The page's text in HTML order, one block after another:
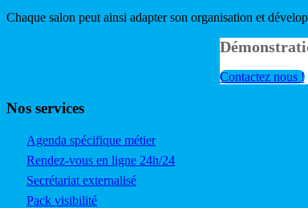
Chaque salon peut ainsi adapter son organisation et
Contactez nous !
Nos services
Agenda spécifique métier
Rendez-vous en ligne 24h/24
Secrétariat externalisé
Pack visibilité